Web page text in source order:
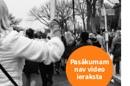
Pasākumam
nav video
ieraksta